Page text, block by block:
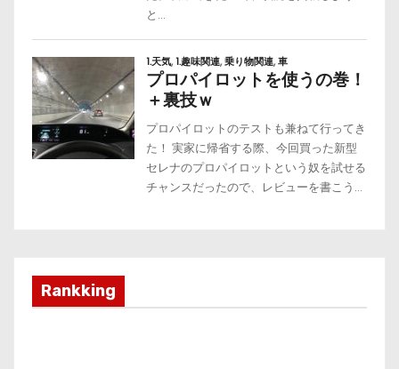
Rankking